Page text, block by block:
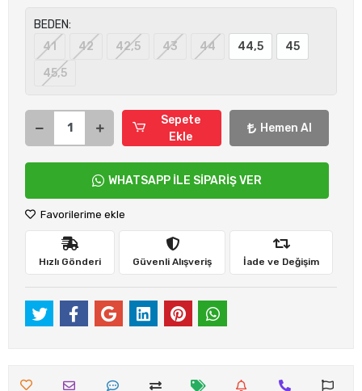
BEDEN:
41
42 42,5 43 44 44,5
45
45,5
Sepete
Ekle
Hemen Al
WHATSAPP İLE SİPARİŞ VER
Favorilerime ekle
Hızlı Gönderi Güvenli Alışveriş İade ve Değişim